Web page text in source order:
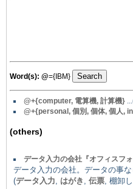
Word(s): @={IBM}
@+{computer, 電算機, 計算機}
@+{personal, 個別, 個体, 個人,
(others)
データ入力の会社『オフィスフォ
データ入力の会社。データの事
(データ入力 はがき 伝票 , 棚卸し,